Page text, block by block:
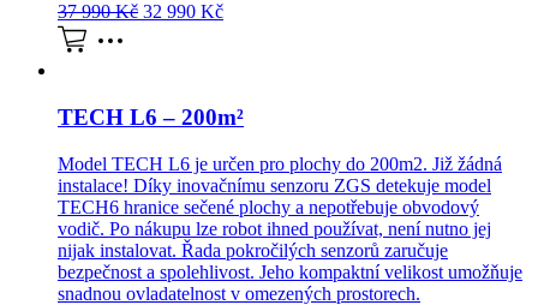
37 990Kč 32 990 Kč
TECH L6 – 200m²
Model TECH L6 je určen pro plochy do 200m2. Již žádná
instalace! Díky inovačnímu senzoru ZGS detekuje model
TECH6 hranice sečené plochy a nepotřebuje obvodový
vodič. Po nákupu lze robot ihned používat, není nutno jej
nijak instalovat. Řada pokročilých senzorů zaručuje
bezpečnost a spolehlivost. Jeho kompaktní velikost umožňuje
snadnou ovladatelnost v omezených prostorech.